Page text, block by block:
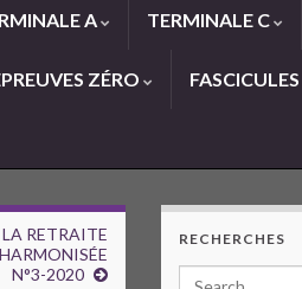
A TERMINALE C
ZÉRO FASCICULES
RETRAITE
N°3-2020
RECHERCHES